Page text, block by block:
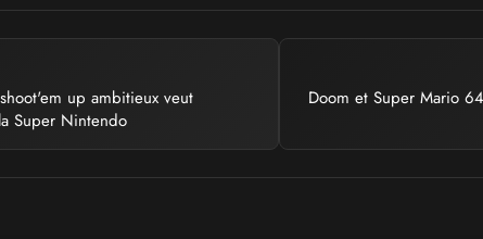
up ambitieux veut
Super Nintendo
Doom et Super Mario